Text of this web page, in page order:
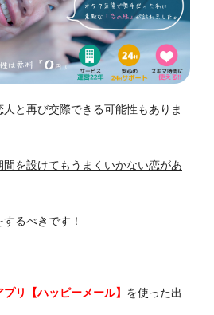
と再び交際できる可能性もありま
間を設けてもうまくいかない恋があ
るべきです！
リ【ハッピーメール】 を使った出